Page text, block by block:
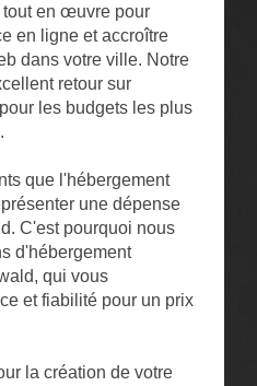
tout en œuvre pour
en ligne et accroître
dans votre ville. Notre
retour sur
les budgets les plus
que l'hébergement
une dépense
C'est pourquoi nous
d'hébergement
qui vous
et fiabilité pour un prix
la création de votre